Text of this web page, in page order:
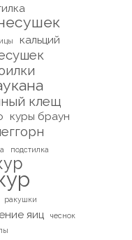
кальций
клещ
куры браун
подстилка
ракушки
яиц
чеснок